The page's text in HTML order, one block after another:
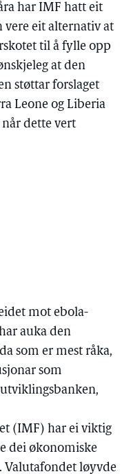
har IMF hatt eit
vere eit alternativ at
til å fylle opp
at den
støttar forslaget
Leone og Liberia
dette vert
mot ebola-
auka den
som er mest råka,
som
(IMF) har ei viktig
dei økonomiske
Valutafondet løyvde